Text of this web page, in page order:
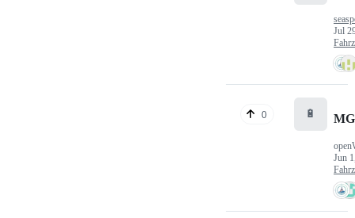
Jul
0 🔋
Jun